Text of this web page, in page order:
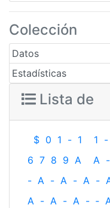
Colección
Datos
Estadísticas
Lista de
$ 0 1 - 1 1 -
6 7 8 9 A A -
- A - A - A -
A - A - A - ‐